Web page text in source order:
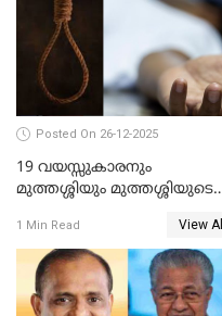
Posted On 26-12-2025
19 വയസ്സുകാരനും
മുത്തശ്ശിയും മുത്തശ്ശിയുടെ
മരിച്ചനിലയിൽ
1 Min Read View All